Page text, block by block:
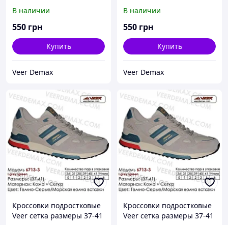
Зеленый
В наличии
550 грн
Купить
Veer Demax
В наличии
550 грн
Купить
Veer Demax
Кроссовки подростковые
Veer сетка размеры 37-41
Кроссовки подростковые
Veer сетка размеры 37-41